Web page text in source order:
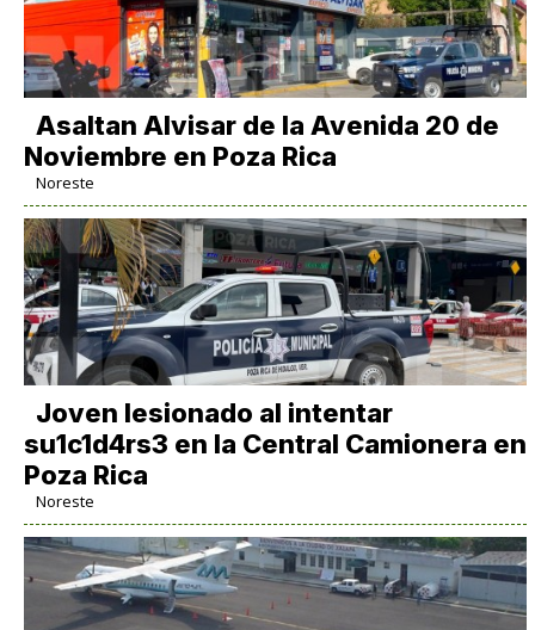
Asaltan Alvisar de la Avenida 20 de
Noviembre en Poza Rica
Noreste
Joven lesionado al intentar
su1c1d4rs3 en la Central Camionera en
Poza Rica
Noreste